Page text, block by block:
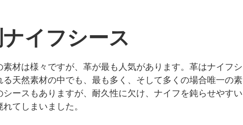
イフシース
材は様々ですが、革が最も人気があります。革はナイフシ
天然素材の中でも、最も多く、そして多くの場合唯一の素
ースもありますが、耐久性に欠け、ナイフを鈍らせやすい
てしまいました。